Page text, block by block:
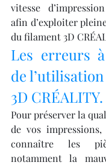
vitesse
afin d’exploiter
du filament 3D
Les erreurs
de
3D CRÉALITY.
Pour préserver la
de vos
connaître les
notamment la